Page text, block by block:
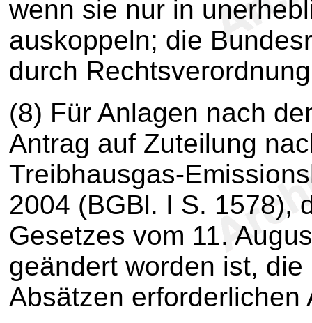
wenn sie nur in
auskoppeln; die
durch
(8) Für Anlagen nach
Antrag auf Zuteilung
Treibhausgas-
2004 (BGBl. I S. 1578),
Gesetzes vom 11.
geändert worden ist,
Absätzen erforderlichen